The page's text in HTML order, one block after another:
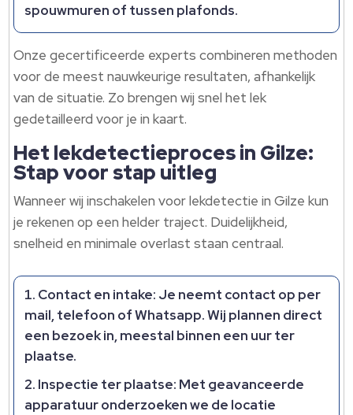
spouwmuren of tussen plafonds.
Onze gecertificeerde experts combineren methoden
voor de meest nauwkeurige resultaten, afhankelijk
van de situatie. Zo brengen wij snel het lek
gedetailleerd voor je in kaart.
Het lekdetectieproces in Gilze:
Stap voor stap uitleg
Wanneer wij inschakelen voor lekdetectie in Gilze kun
je rekenen op een helder traject. Duidelijkheid,
snelheid en minimale overlast staan centraal.
Contact en intake: Je neemt contact op per
mail, telefoon of Whatsapp. Wij plannen direct
een bezoek in, meestal binnen een uur ter
plaatse.
Inspectie ter plaatse: Met geavanceerde
apparatuur onderzoeken we de locatie